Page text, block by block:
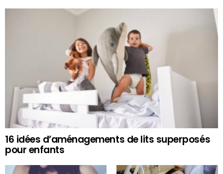
16 idées d’aménagements de lits superposés
pour enfants